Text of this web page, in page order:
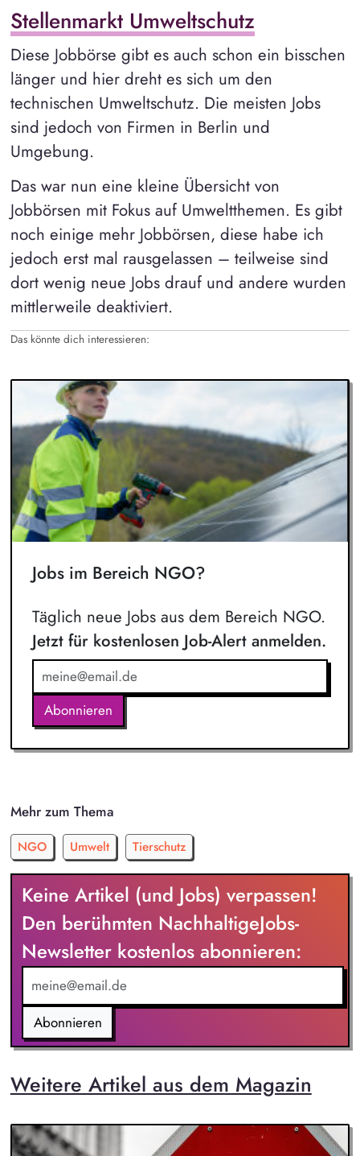
Stellenmarkt Umweltschutz
Diese Jobbörse gibt es auch schon ein bisschen
länger und hier dreht es sich um den
technischen Umweltschutz. Die meisten Jobs
sind jedoch von Firmen in Berlin und
Umgebung.
Das war nun eine kleine Übersicht von
Jobbörsen mit Fokus auf Umweltthemen. Es gibt
noch einige mehr Jobbörsen, diese habe ich
jedoch erst mal rausgelassen – teilweise sind
dort wenig neue Jobs drauf und andere wurden
mittlerweile deaktiviert.
Das könnte dich interessieren:
Jobs im Bereich NGO?
Täglich neue Jobs aus dem Bereich NGO.
Jetzt für kostenlosen Job-Alert anmelden.
Abonnieren
Mehr zum Thema
NGO Umwelt Tierschutz
Keine Artikel (und Jobs) verpassen!
Den berühmten NachhaltigeJobs-
Newsletter kostenlos abonnieren:
Abonnieren
Weitere Artikel aus dem Magazin